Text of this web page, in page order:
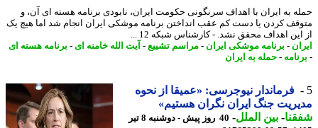
به ایران با اهداف سرنگونی حکومت ایران، نابودی برنامه هسته ای آن، و
کردن یا دست کم عقب انداختن برنامه موشکی ایران انجام شد اما هیچ یک
اهداف محقق نشد. - کارشناس شبکه 12 ...
- برنامه موشکی ایران - مراسم تشییع-آیت الله خامنه ای- برنامه هسته ای
-حمله به ایران
فرماندار نیوجرسی: «عمیقا از نحوه
جنگ ایران نگران هستیم»
-بین الملل-
40 روز پیش - دوشنبه 8 تیر